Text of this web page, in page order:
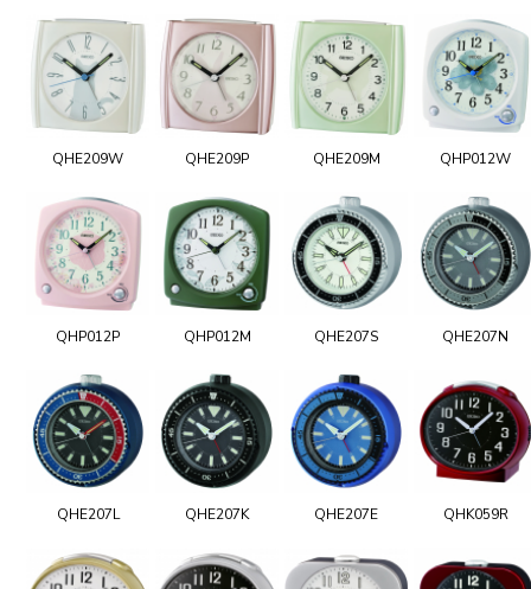
QHE209W QHE209P QHE209M QHP012W
QHP012P QHP012M QHE207S QHE207N
QHE207L QHE207K QHE207E QHK059R